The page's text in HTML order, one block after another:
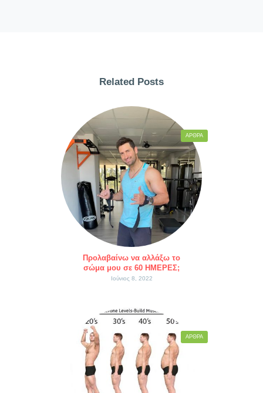
Related Posts
Προλαβαίνω να αλλάξω το
σώμα μου σε 60 ΗΜΕΡΕΣ;
Ιούνιος 8, 2022
ΆΡΘΡΑ
ΆΡΘΡΑ